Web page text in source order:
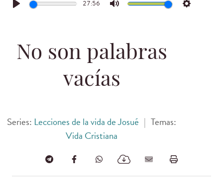
Play
27:56
Mute Settings
No son palabras
vacías
Series: Lecciones de la vida de Josué | Temas:
Vida Cristiana